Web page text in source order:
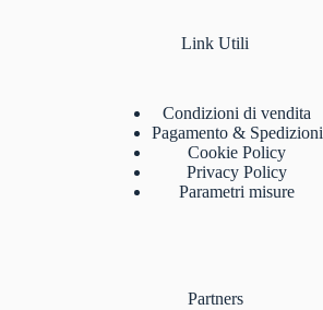
Link Utili
Condizioni di vendita
Pagamento & Spedizioni
Cookie Policy
Privacy Policy
Parametri misure
Partners